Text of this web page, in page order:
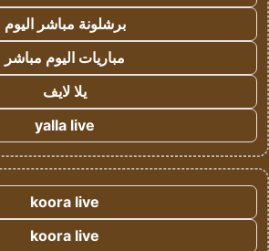
برشلونة مباشر اليوم
مباريات اليوم مباشر
يلا لايف
yalla live
koora live
koora live